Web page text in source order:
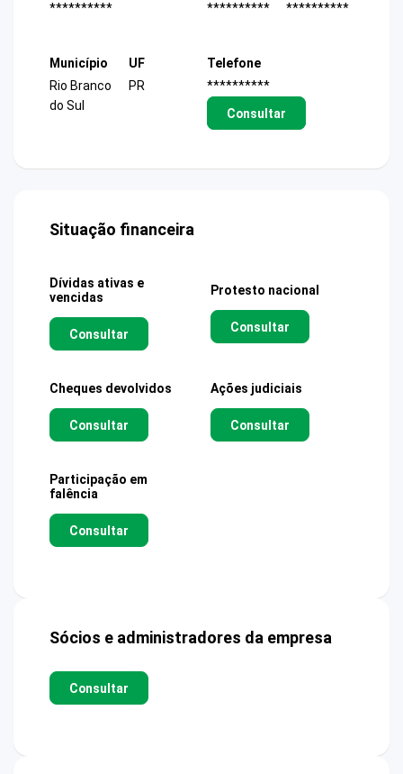
**********
**********
**********
Município
Rio Branco
do Sul
UF
PR
Telefone
**********
Consultar
Situação financeira
Dívidas ativas e
vencidas
Consultar
Protesto nacional
Consultar
Cheques devolvidos
Consultar
Ações judiciais
Consultar
Participação em
falência
Consultar
Sócios e administradores da empresa
Consultar